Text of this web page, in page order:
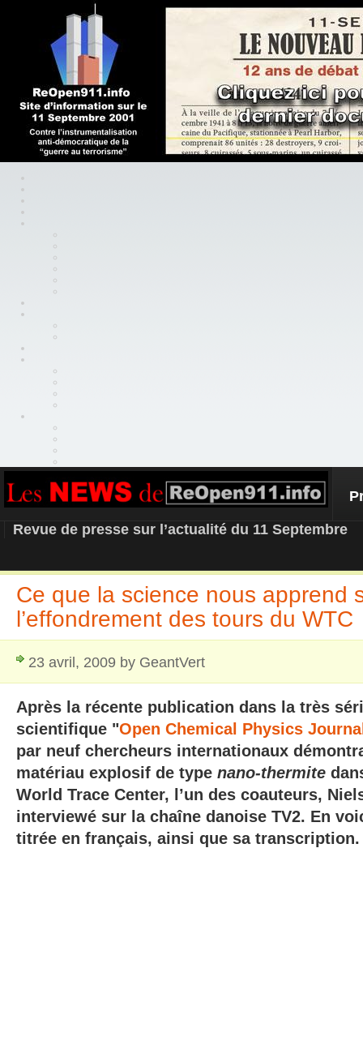
REOPEN911 – NEWS
Revue de presse sur l’actualité du 11 Septembre
Ce que la science nous apprend
l’effondrement des tours du WTC
23 avril, 2009 by GeantVert
Après la récente publication dans la très
scientifique "Open Chemical Physics
par neuf chercheurs internationaux
matériau explosif de type nano-thermite
World Trace Center, l’un des coauteurs,
interviewé sur la chaîne danoise TV2. En
titrée en français, ainsi que sa transcription.